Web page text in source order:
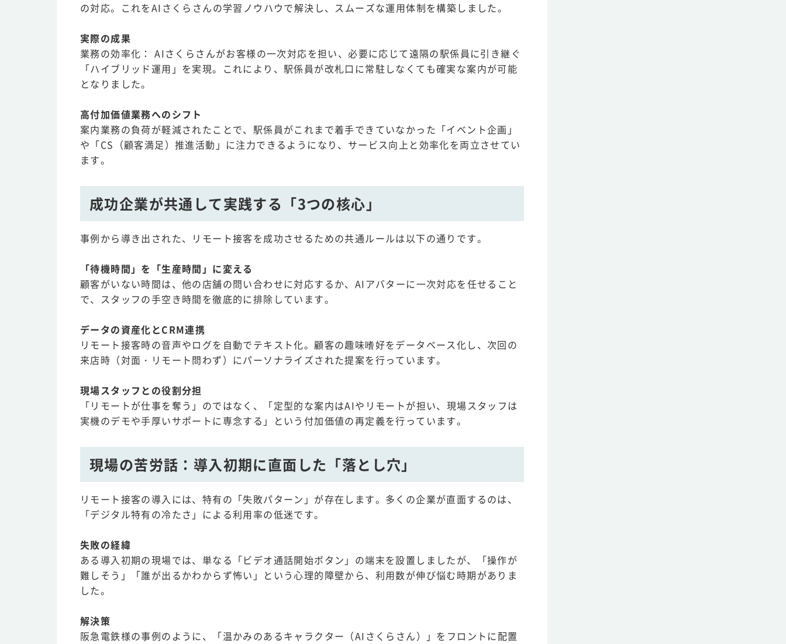
の対応。これをAIさくらさんの学習ノウハウで解決し、スムーズな運用体制を構築しました。
実際の成果
業務の効率化： AIさくらさんがお客様の一次対応を担い、必要に応じて遠隔の駅係員に引き継ぐ
「ハイブリッド運用」を実現。これにより、駅係員が改札口に常駐しなくても確実な案内が可能
となりました。
高付加価値業務へのシフト
案内業務の負荷が軽減されたことで、駅係員がこれまで着手できていなかった「イベント企画」
や「CS（顧客満足）推進活動」に注力できるようになり、サービス向上と効率化を両立させてい
ます。
成功企業が共通して実践する「3つの核心」
事例から導き出された、リモート接客を成功させるための共通ルールは以下の通りです。
「待機時間」を「生産時間」に変える
顧客がいない時間は、他の店舗の問い合わせに対応するか、AIアバターに一次対応を任せること
で、スタッフの手空き時間を徹底的に排除しています。
データの資産化とCRM連携
リモート接客時の音声やログを自動でテキスト化。顧客の趣味嗜好をデータベース化し、次回の
来店時（対面・リモート問わず）にパーソナライズされた提案を行っています。
現場スタッフとの役割分担
「リモートが仕事を奪う」のではなく、「定型的な案内はAIやリモートが担い、現場スタッフは
実機のデモや手厚いサポートに専念する」という付加価値の再定義を行っています。
現場の苦労話：導入初期に直面した「落とし穴」
リモート接客の導入には、特有の「失敗パターン」が存在します。多くの企業が直面するのは、
「デジタル特有の冷たさ」による利用率の低迷です。
失敗の経緯
ある導入初期の現場では、単なる「ビデオ通話開始ボタン」の端末を設置しましたが、「操作が
難しそう」「誰が出るかわからず怖い」という心理的障壁から、利用数が伸び悩む時期がありま
した。
解決策
阪急電鉄様の事例のように、「温かみのあるキャラクター（AIさくらさん）」をフロントに配置